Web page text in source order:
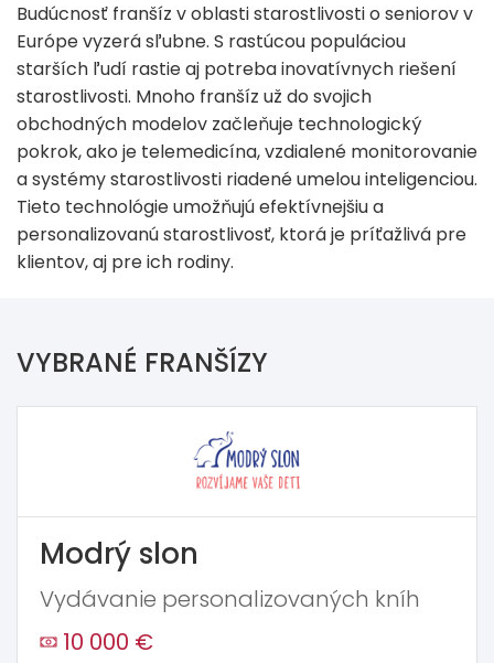
Budúcnosť franšíz v oblasti starostlivosti o seniorov v
Európe vyzerá sľubne. S rastúcou populáciou
starších ľudí rastie aj potreba inovatívnych riešení
starostlivosti. Mnoho franšíz už do svojich
obchodných modelov začleňuje technologický
pokrok, ako je telemedicína, vzdialené monitorovanie
a systémy starostlivosti riadené umelou inteligenciou.
Tieto technológie umožňujú efektívnejšiu a
personalizovanú starostlivosť, ktorá je príťažlivá pre
klientov, aj pre ich rodiny.
VYBRANÉ FRANŠÍZY
Modrý slon
Vydávanie personalizovaných kníh
10 000 €